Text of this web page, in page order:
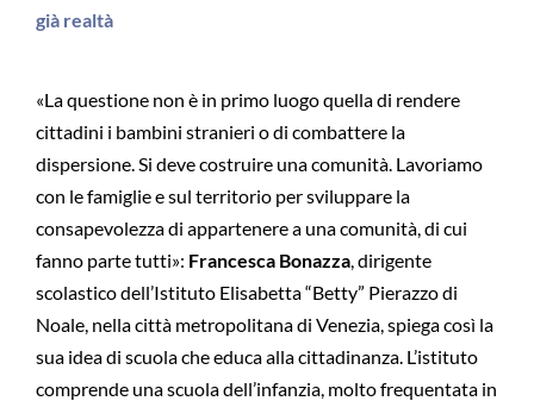
già realtà
«La questione non è in primo luogo quella di rendere
cittadini i bambini stranieri o di combattere la
dispersione. Si deve costruire una comunità. Lavoriamo
con le famiglie e sul territorio per sviluppare la
consapevolezza di appartenere a una comunità, di cui
fanno parte tutti»: Francesca Bonazza, dirigente
scolastico dell’Istituto Elisabetta “Betty” Pierazzo di
Noale, nella città metropolitana di Venezia, spiega così la
sua idea di scuola che educa alla cittadinanza. L’istituto
comprende una scuola dell’infanzia, molto frequentata in